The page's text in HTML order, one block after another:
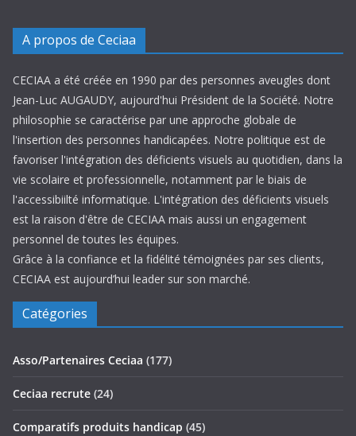
A propos de Ceciaa
CECIAA a été créée en 1990 par des personnes aveugles dont
Jean-Luc AUGAUDY, aujourd'hui Président de la Société. Notre
philosophie se caractérise par une approche globale de
l'insertion des personnes handicapées. Notre politique est de
favoriser l'intégration des déficients visuels au quotidien, dans la
vie scolaire et professionnelle, notamment par le biais de
l'accessibiilté informatique. L'intégration des déficients visuels
est la raison d'être de CECIAA mais aussi un engagement
personnel de toutes les équipes.
Grâce à la confiance et la fidélité témoignées par ses clients,
CECIAA est aujourd’hui leader sur son marché.
Catégories
Asso/Partenaires Ceciaa (177)
Ceciaa recrute (24)
Comparatifs produits handicap (45)